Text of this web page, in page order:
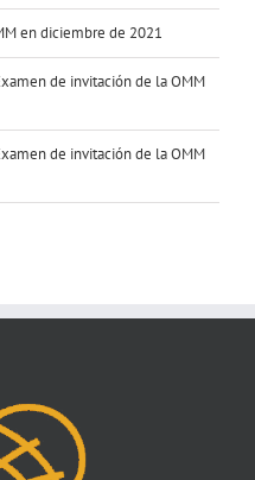
en diciembre de 2021
de invitación de la OMM
de invitación de la OMM